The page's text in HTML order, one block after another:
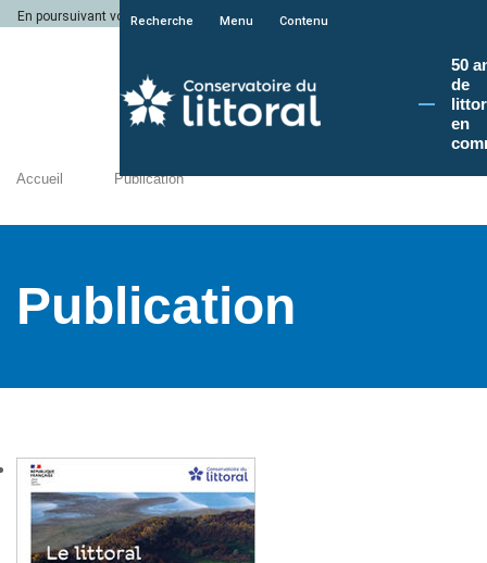
En poursuivant votre navigation sur le site du Conservatoire du littoral, vous
Recherche Menu Contenu
50
de
en
Accueil Publication
Publication